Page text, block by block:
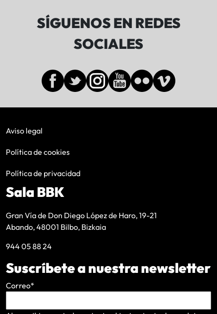
SÍGUENOS EN REDES
SOCIALES
Aviso legal
Política de cookies
Política de privacidad
Sala BBK
Gran Vía de Don Diego López de Haro, 19-21
Abando, 48001 Bilbo, Bizkaia
944 05 88 24
Suscríbete a nuestra newsletter
Correo*